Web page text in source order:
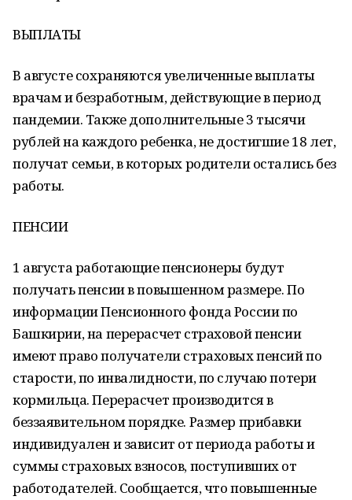
ВЫПЛАТЫ
В августе сохраняются увеличенные выплаты
врачам и безработным, действующие в период
пандемии. Также дополнительные 3 тысячи
рублей на каждого ребенка, не достигшие 18 лет,
получат семьи, в которых родители остались без
работы.
ПЕНСИИ
1 августа работающие пенсионеры будут
получать пенсии в повышенном размере. По
информации Пенсионного фонда России по
Башкирии, на перерасчет страховой пенсии
имеют право получатели страховых пенсий по
старости, по инвалидности, по случаю потери
кормильца. Перерасчет производится в
беззаявительном порядке. Размер прибавки
индивидуален и зависит от периода работы и
суммы страховых взносов, поступивших от
работодателей. Сообщается, что повышенные